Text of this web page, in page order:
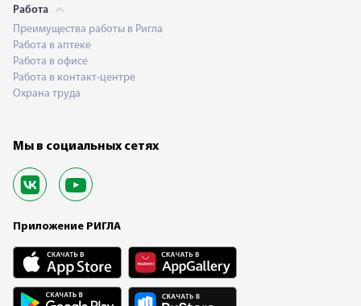
Работа
Преимущества работы в Ригла
Работа в аптеке
Работа в офисе
Работа в контакт-центре
Охрана труда
Мы в социальных сетях
Приложение РИГЛА